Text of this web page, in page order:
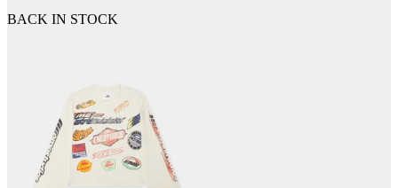
BACK IN STOCK